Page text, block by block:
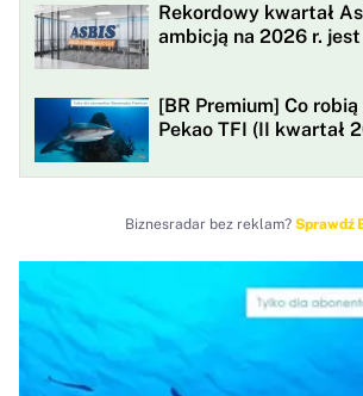
Rekordowy kwartał
ambicją na 2026 r.
[BR Premium] Co
Pekao TFI (II kwartał
Biznesradar bez reklam? Sprawdź